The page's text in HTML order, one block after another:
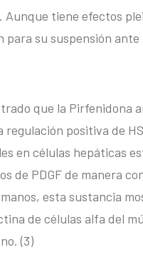
Aunque tiene efectos
su suspensión
que la Pirfenidona
positiva de
en células hepáticas
de PDGF de manera
esta sustancia
de células alfa del
(3)